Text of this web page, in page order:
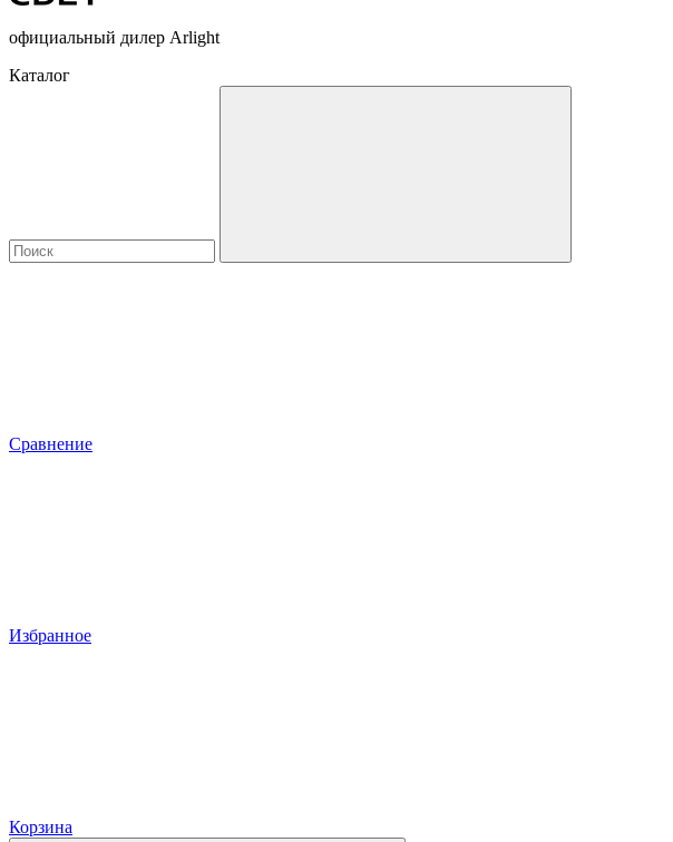
официальный дилер Arlight
Каталог
Сравнение
Избранное
Корзина